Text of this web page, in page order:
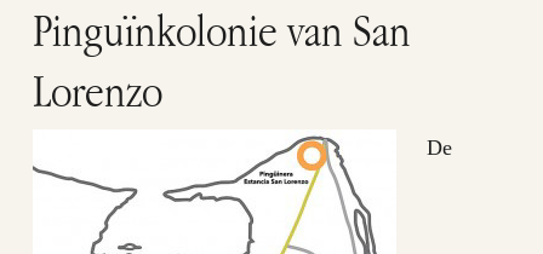
Pinguïnkolonie van San
Lorenzo
De